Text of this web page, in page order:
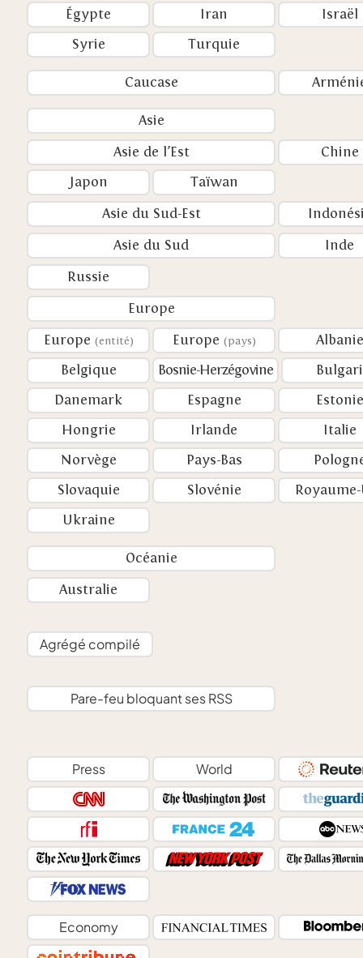
Égypte
Iran
Israël
Syrie
Turquie
Caucase
Asie
Asie de l’Est
Chine
Japon
Taïwan
Asie du Sud-Est
Asie du Sud
Inde
Russie
Europe
Europe (entité) Europe (pays)
Albanie
Belgique
Bosnie-Herzégovine
Danemark
Espagne
Estonie
Hongrie
Irlande
Italie
Norvège
Pays-Bas
Slovaquie
Slovénie
Ukraine
Océanie
Australie
Agrégé compilé
Pare-feu bloquant ses RSS
Press World
Economy